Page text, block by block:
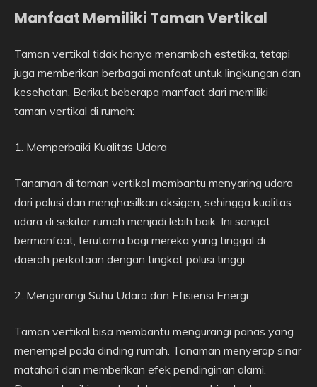
Manfaat Memiliki Taman Vertikal
Taman vertikal tidak hanya menambah estetika, tetapi
juga memberikan berbagai manfaat untuk lingkungan dan
kesehatan. Berikut beberapa manfaat dari memiliki
taman vertikal di rumah:
1. Memperbaiki Kualitas Udara
Tanaman di taman vertikal membantu menyaring udara
dari polusi dan menghasilkan oksigen, sehingga kualitas
udara di sekitar rumah menjadi lebih baik. Ini sangat
bermanfaat, terutama bagi mereka yang tinggal di
daerah perkotaan dengan tingkat polusi tinggi.
2. Mengurangi Suhu Udara dan Efisiensi Energi
Taman vertikal bisa membantu mengurangi panas yang
menempel pada dinding rumah. Tanaman menyerap sinar
matahari dan memberikan efek pendinginan alami.